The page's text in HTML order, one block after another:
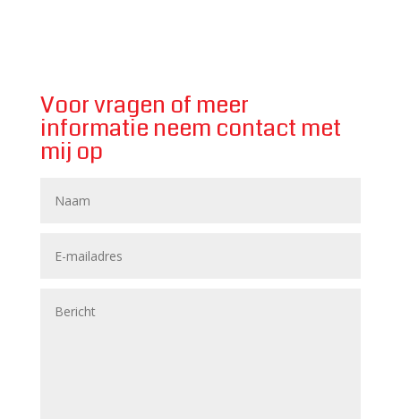
Voor vragen of meer
informatie neem contact met
mij op